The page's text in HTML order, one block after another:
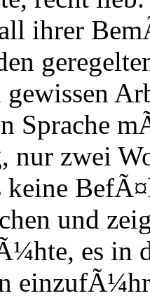
ihrer
gewissen
Sprache
nur zwei
keine
und
es in